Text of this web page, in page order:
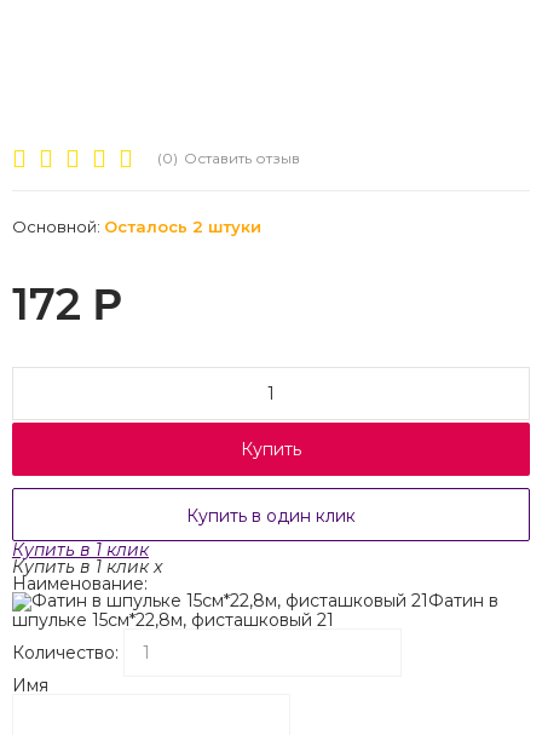
(0) Оставить отзыв
Основной: Осталось 2 штуки
172 Р
Купить
Купить в один клик
Купить в 1 клик
Купить в 1 клик x
Наименование:
Фатин в
шпульке 15см*22,8м, фисташковый 21
Количество:
Имя